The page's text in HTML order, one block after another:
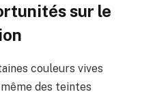
sur le
couleurs vives
des teintes